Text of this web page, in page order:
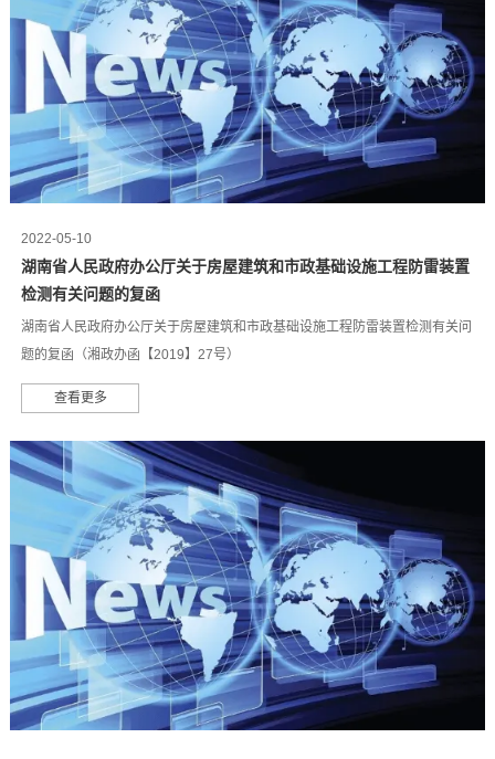
2022-05-10
湖南省人民政府办公厅关于房屋建筑和市政基础设施工程防雷装置
检测有关问题的复函
湖南省人民政府办公厅关于房屋建筑和市政基础设施工程防雷装置检测有关问
题的复函（湘政办函【2019】27号）
查看更多